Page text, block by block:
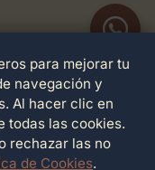
para mejorar tu
navegación y
Al hacer clic en
todas las cookies.
rechazar las no
de Cookies.